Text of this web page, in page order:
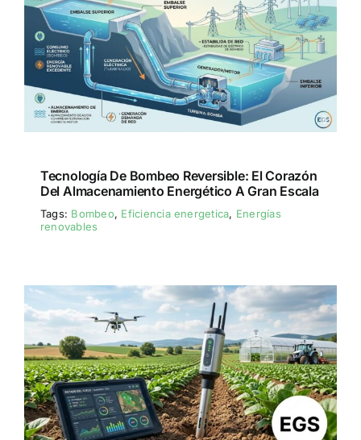
Tecnología De Bombeo Reversible: El Corazón
Del Almacenamiento Energético A Gran Escala
Tags: Bombeo, Eficiencia energetica, Energías
renovables